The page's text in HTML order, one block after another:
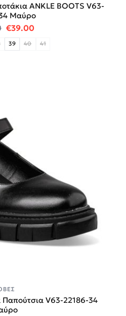
ANKLE BOOTS V63-
Μαύρο
Original price was: €74.90.
€39.00Η τρέχουσα τιμή
39 40 41
Παπούτσια V63-22186-34